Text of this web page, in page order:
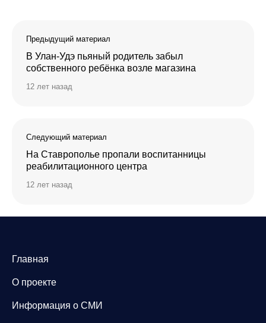
Предыдущий материал
В Улан-Удэ пьяный родитель забыл
собственного ребёнка возле магазина
12 лет назад
Следующий материал
На Ставрополье пропали воспитанницы
реабилитационного центра
12 лет назад
Главная
О проекте
Информация о СМИ